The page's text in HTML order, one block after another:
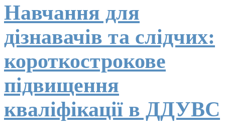
Навчання для
дізнавачів та слідчих:
короткострокове
підвищення
кваліфікації в ДДУВС